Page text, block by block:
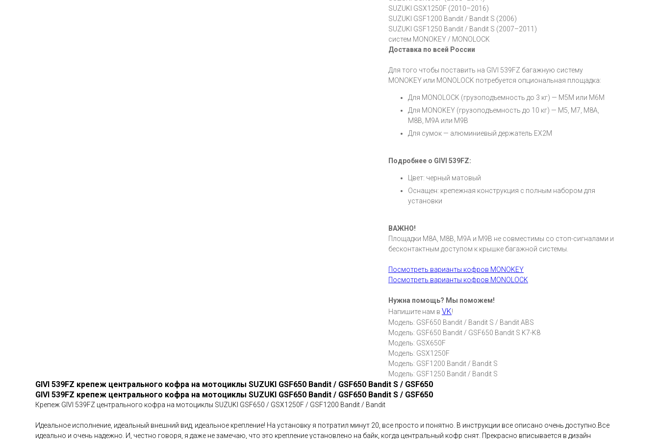
SUZUKI GSX1250F (2010–2016)
SUZUKI GSF1200 Bandit / Bandit S (2006)
SUZUKI GSF1250 Bandit / Bandit S (2007–2011)
систем MONOKEY / MONOLOCK
Доставка по всей России
Для того чтобы поставить на GIVI 539FZ багажную систему
MONOKEY или MONOLOCK потребуется опциональная площадка:
Для MONOLOCK (грузоподъемность до 3 кг) — M5M или M6M
Для MONOKEY (грузоподъемность до 10 кг) — M5, M7, M8A,
M8B, M9A или M9B
Для сумок — алюминиевый держатель EX2M
Подробнее о GIVI 539FZ:
Цвет: черный матовый
Оснащен: крепежная конструкция с полным набором для
установки
ВАЖНО!
Площадки M8A, M8B, M9A и M9B не совместимы со стоп-сигналами и
бесконтактным доступом к крышке багажной системы.
Посмотреть варианты кофров MONOKEY
Посмотреть варианты кофров MONOLOCK
Нужна помощь? Мы поможем!
Напишите нам в VK!
Модель: GSF650 Bandit / Bandit S / Bandit ABS
Модель: GSF650 Bandit / GSF650 Bandit S K7-K8
Модель: GSX650F
Модель: GSX1250F
Модель: GSF1200 Bandit / Bandit S
Модель: GSF1250 Bandit / Bandit S
GIVI 539FZ крепеж центрального кофра на мотоциклы SUZUKI GSF650 Bandit / GSF650 Bandit S / GSF650
GIVI 539FZ крепеж центрального кофра на мотоциклы SUZUKI GSF650 Bandit / GSF650 Bandit S / GSF650
Крепеж GIVI 539FZ центрального кофра на мотоциклы SUZUKI GSF650 / GSX1250F / GSF1200 Bandit / Bandit
Идеальное исполнение, идеальный внешний вид, идеальное крепление! На установку я потратил минут 20, все просто и понятно. В инструкции все описано очень доступно.Все
идеально и очень надежно. И, честно говоря, я даже не замечаю, что это крепление установлено на байк, когда центральный кофр снят. Прекрасно вписывается в дизайн